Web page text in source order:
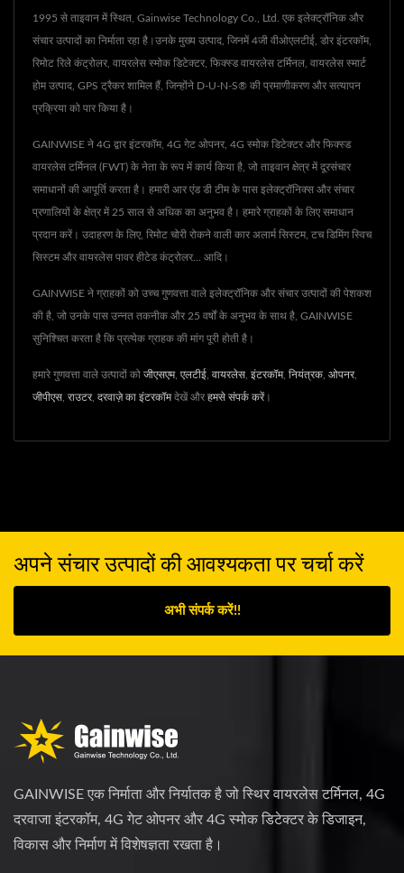
1995 से ताइवान में स्थित, Gainwise Technology Co., Ltd. एक इलेक्ट्रॉनिक और
संचार उत्पादों का निर्माता रहा है।उनके मुख्य उत्पाद, जिनमें 4जी वीओएलटीई, डोर इंटरकॉम,
रिमोट रिले कंट्रोलर, वायरलेस स्मोक डिटेक्टर, फिक्स्ड वायरलेस टर्मिनल, वायरलेस स्मार्ट
होम उत्पाद, GPS ट्रैकर शामिल हैं, जिन्होंने D-U-N-S® की प्रमाणीकरण और सत्यापन
प्रक्रिया को पार किया है।
GAINWISE ने 4G द्वार इंटरकॉम, 4G गेट ओपनर, 4G स्मोक डिटेक्टर और फिक्स्ड
वायरलेस टर्मिनल (FWT) के नेता के रूप में कार्य किया है, जो ताइवान क्षेत्र में दूरसंचार
समाधानों की आपूर्ति करता है। हमारी आर एंड डी टीम के पास इलेक्ट्रॉनिक्स और संचार
प्रणालियों के क्षेत्र में 25 साल से अधिक का अनुभव है। हमारे ग्राहकों के लिए समाधान
प्रदान करें। उदाहरण के लिए, रिमोट चोरी रोकने वाली कार अलार्म सिस्टम, टच डिमिंग स्विच
सिस्टम और वायरलेस पावर हीटेड कंट्रोलर... आदि।
GAINWISE ने ग्राहकों को उच्च गुणवत्ता वाले इलेक्ट्रॉनिक और संचार उत्पादों की पेशकश
की है, जो उनके पास उन्नत तकनीक और 25 वर्षों के अनुभव के साथ है, GAINWISE
सुनिश्चित करता है कि प्रत्येक ग्राहक की मांग पूरी होती है।
हमारे गुणवत्ता वाले उत्पादों को जीएसएम, एलटीई वायरलेस इंटरकॉम, नियंत्रक ओपनर,
जीपीएस राउटर, दरवाज़े का इंटरकॉमदेखें और हमसे संपर्क करें।
अपने संचार उत्पादों की आवश्यकता पर चर्चा करें
अभी संपर्क करें!!
GAINWISE एक निर्माता और निर्यातक है जो स्थिर वायरलेस टर्मिनल, 4G
दरवाजा इंटरकॉम, 4G गेट ओपनर और 4G स्मोक डिटेक्टर के डिजाइन,
विकास और निर्माण में विशेषज्ञता रखता है।